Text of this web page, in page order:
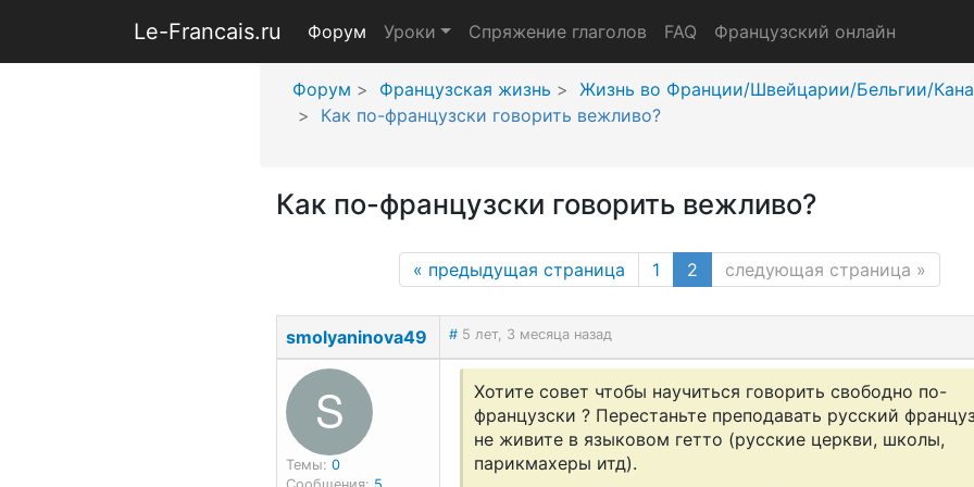
Le-Francais.ru Форум Уроки Спряжение глаголов FAQ Французский онлайн
Форум Французская жизнь
Жизнь во Франции/Швейцарии/Бельгии/
Как по-французски говорить вежливо?
Как по-французски говорить вежливо?
« предыдущая страница 1 2 (current page)
следующая страница »
smolyaninova49 # 5 лет, 3 месяца назад
S
Темы: 0
Хотите совет чтобы научиться говорить свободно по-
французски ? Перестаньте преподавать русский
не живите в языковом гетто (русские церкви, школы,
парикмахеры итд).